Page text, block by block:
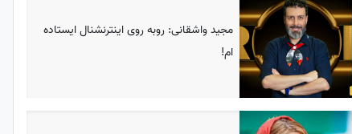
مجید واشقانی: روبه روی اینترنشنال ایستاده
ام!